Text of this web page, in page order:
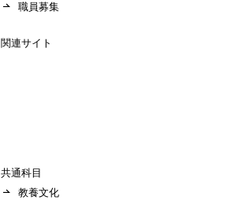
職員募集
関連サイト
共通科目
教養文化